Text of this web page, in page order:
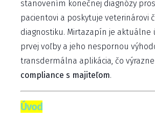
stanovením konečnej diagnózy
pacientovi a poskytuje veterinárovi
diagnostiku. Mirtazapín je aktuálne
prvej voľby a jeho nespornou
transdermálna aplikácia, čo výrazne
compliance s majiteľom.
Úvod